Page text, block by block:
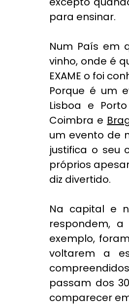
para ensinar.
Num País em
vinho, onde é
EXAME o foi
Porque é um
Lisboa e
Coimbra e
um evento de
justifica o seu
próprios
diz divertido.
Na capital e
respondem,
exemplo,
voltarem a
passam dos
comparecer